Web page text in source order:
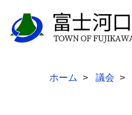
ホーム 議会